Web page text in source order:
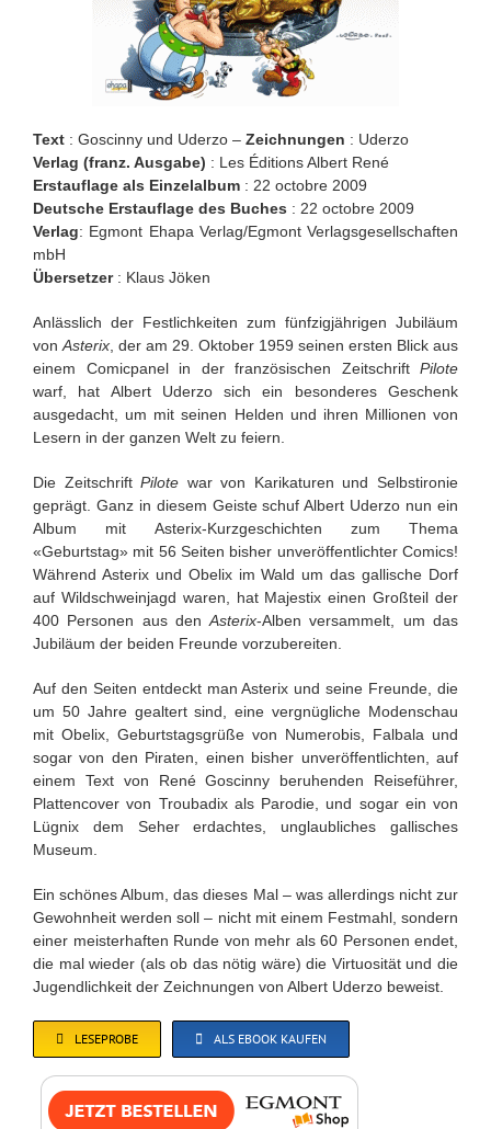
Text : Goscinny und Uderzo – Zeichnungen : Uderzo
Verlag (franz. Ausgabe) : Les Éditions Albert René
Erstauflage als Einzelalbum : 22 octobre 2009
Deutsche Erstauflage des Buches : 22 octobre 2009
Verlag: Egmont Ehapa Verlag/Egmont Verlagsgesellschaften
mbH
Übersetzer: Klaus Jöken
Anlässlich der Festlichkeiten zum fünfzigjährigen Jubiläum
von Asterix , der am 29. Oktober 1959 seinen ersten Blick aus
einem Comicpanel in der französischen Zeitschrift Pilote
warf, hat Albert Uderzo sich ein besonderes Geschenk
ausgedacht, um mit seinen Helden und ihren Millionen von
Lesern in der ganzen Welt zu feiern.
Die ZeitschriftPilote war von Karikaturen und Selbstironie
geprägt. Ganz in diesem Geiste schuf Albert Uderzo nun ein
Album mit Asterix-Kurzgeschichten zum Thema
«Geburtstag» mit 56 Seiten bisher unveröffentlichter Comics!
Während Asterix und Obelix im Wald um das gallische Dorf
auf Wildschweinjagd waren, hat Majestix einen Großteil der
400 Personen aus denAsterix-Alben versammelt, um das
Jubiläum der beiden Freunde vorzubereiten.
Auf den Seiten entdeckt man Asterix und seine Freunde, die
um 50 Jahre gealtert sind, eine vergnügliche Modenschau
mit Obelix, Geburtstagsgrüße von Numerobis, Falbala und
sogar von den Piraten, einen bisher unveröffentlichten, auf
einem Text von René Goscinny beruhenden Reiseführer,
Plattencover von Troubadix als Parodie, und sogar ein von
Lügnix dem Seher erdachtes, unglaubliches gallisches
Museum.
Ein schönes Album, das dieses Mal – was allerdings nicht zur
Gewohnheit werden soll – nicht mit einem Festmahl, sondern
einer meisterhaften Runde von mehr als 60 Personen endet,
die mal wieder (als ob das nötig wäre) die Virtuosität und die
Jugendlichkeit der Zeichnungen von Albert Uderzo beweist.
LESEPROBE ALS EBOOK KAUFEN